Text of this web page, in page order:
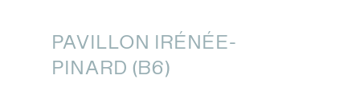
PAVILLON IRÉNÉE-
PINARD (B6)